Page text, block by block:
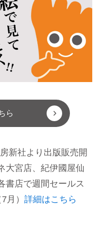
ら
新社より出版販売開
大宮店、紀伊國屋仙
書店で週間セールス
月） 詳細はこちら